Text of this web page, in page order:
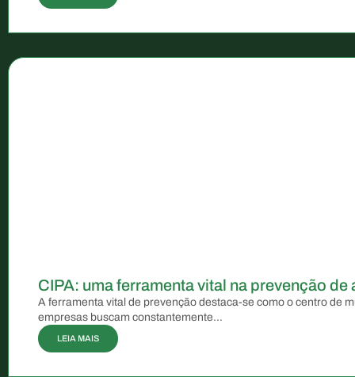
CIPA: uma ferramenta vital na prevenção de
A ferramenta vital de prevenção destaca-se como o centro de
empresas buscam constantemente...
LEIA MAIS